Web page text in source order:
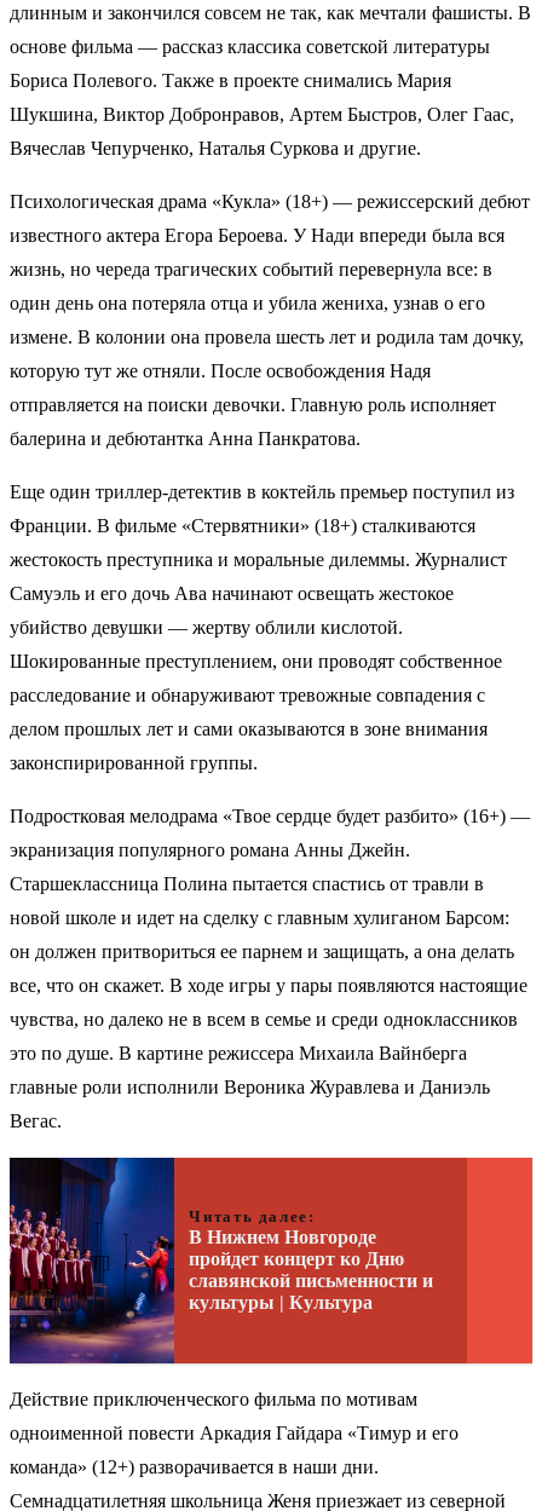
длинным и закончился совсем не так, как мечтали фашисты. В
основе фильма — рассказ классика советской литературы
Бориса Полевого. Также в проекте снимались Мария
Шукшина, Виктор Добронравов, Артем Быстров, Олег Гаас,
Вячеслав Чепурченко, Наталья Суркова и другие.
Психологическая драма «Кукла» (18+) — режиссерский дебют
известного актера Егора Бероева. У Нади впереди была вся
жизнь, но череда трагических событий перевернула все: в
один день она потеряла отца и убила жениха, узнав о его
измене. В колонии она провела шесть лет и родила там дочку,
которую тут же отняли. После освобождения Надя
отправляется на поиски девочки. Главную роль исполняет
балерина и дебютантка Анна Панкратова.
Еще один триллер-детектив в коктейль премьер поступил из
Франции. В фильме «Стервятники» (18+) сталкиваются
жестокость преступника и моральные дилеммы. Журналист
Самуэль и его дочь Ава начинают освещать жестокое
убийство девушки — жертву облили кислотой.
Шокированные преступлением, они проводят собственное
расследование и обнаруживают тревожные совпадения с
делом прошлых лет и сами оказываются в зоне внимания
законспирированной группы.
Подростковая мелодрама «Твое сердце будет разбито» (16+) —
экранизация популярного романа Анны Джейн.
Старшеклассница Полина пытается спастись от травли в
новой школе и идет на сделку с главным хулиганом Барсом:
он должен притвориться ее парнем и защищать, а она делать
все, что он скажет. В ходе игры у пары появляются настоящие
чувства, но далеко не в всем в семье и среди одноклассников
это по душе. В картине режиссера Михаила Вайнберга
главные роли исполнили Вероника Журавлева и Даниэль
Вегас.
Читать далее:
В Нижнем Новгороде
пройдет концерт ко Дню
славянской письменности и
культуры | Культура
Действие приключенческого фильма по мотивам
одноименной повести Аркадия Гайдара «Тимур и его
команда» (12+) разворачивается в наши дни.
Семнадцатилетняя школьница Женя приезжает из северной